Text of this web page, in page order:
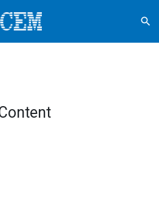
search